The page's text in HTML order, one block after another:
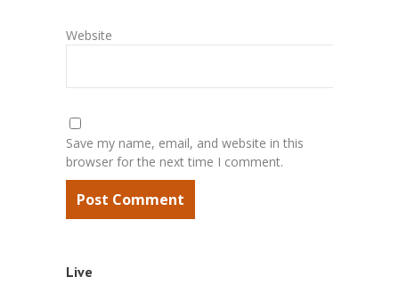
Website
Save my name, email, and website in this
browser for the next time I comment.
Live